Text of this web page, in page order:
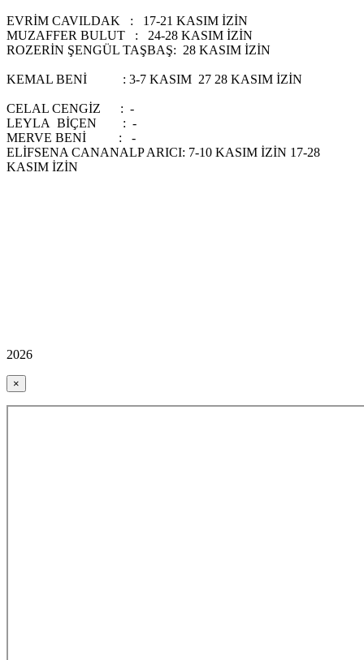
EVRİM CAVILDAK : 17-21 KASIM İZİN
MUZAFFER BULUT : 24-28 KASIM İZİN
ROZERİN ŞENGÜL TAŞBAŞ: 28 KASIM İZİN
KEMAL BENİ : 3-7 KASIM 27 28 KASIM İZİN
CELAL CENGİZ : -
LEYLA BİÇEN : -
MERVE BENİ : -
ELİFSENA CANANALP ARICI: 7-10 KASIM İZİN 17-28
KASIM İZİN
2026
×